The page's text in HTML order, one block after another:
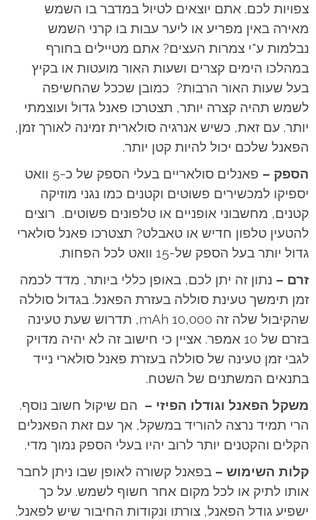
צפויות לכם. אתם יוצאים לטיול במדבר בו השמש
מאירה באין מפריע או ליער עבות בו קרני השמש
נבלמות ע"י צמרות העצים? אתם מטיילים בחורף
במהלכו הימים קצרים ושעות האור מועטות או בקיץ
בעל שעות האור הרבות? כמובן שככל שהחשיפה
לשמש תהיה קצרה יותר, תצטרכו פאנל גדול ועוצמתי
יותר. עם זאת, כשיש אנרגיה סולארית זמינה לאורך זמן,
הפאנל שלכם יכול להיות קטן יותר.
הספק –
פאנלים סולאריים בעלי הספק של כ-5 וואט
יספיקו למכשירים פשוטים וקטנים כמו נגני מוזיקה
קטנים, מחשבוני אופניים או טלפונים פשוטים. רוצים
להטעין טלפון חדיש או טאבלט? תצטרכו פאנל סולארי
גדול יותר בעל הספק של-15 וואט לכל הפחות.
זרם – נתון זה יתן לכם, באופן כללי ביותר, מדד לכמה
זמן תימשך טעינת סוללה בעזרת הפאנל. בגדול סוללה
שהקיבול שלה זה 10,000 mAh, תדרוש שעת טעינה
בזרם של 10 אמפר. אציין כי חישוב זה לא יהיה מדויק
לגבי זמן טעינה של סוללה בעזרת פאנל סולארי נייד
בתנאים המשתנים של השטח.
משקל הפאנל וגודלו הפיזי – הם שיקול חשוב נוסף.
הרי תמיד נרצה להוריד במשקל, אך עם זאת הפאנלים
הקלים והקטנים יותר לרוב יהיו בעלי הספק נמוך מדי.
קלות השימוש – בפאנל קשורה לאופן שבו ניתן לחבר
אותו לתיק או לכל מקום אחר חשוף לשמש. על כך
ישפיע גודל הפאנל, צורתו ונקודות החיבור שיש לפאנל.